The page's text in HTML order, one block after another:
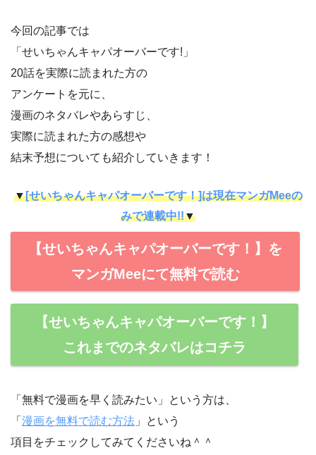
今回の記事では
「せいちゃんキャパオーバーです!」
20話を実際に読まれた方の
アンケートを元に、
漫画のネタバレやあらすじ、
実際に読まれた方の感想や
結末予想についても紹介していきます！
▼[せいちゃんキャパオーバーです！]は現在マンガMeeの
みで連載中!!▼
【せいちゃんキャパオーバーです！】を
マンガMeeにて無料で読む
【せいちゃんキャパオーバーです！】
これまでのネタバレはコチラ
「無料で漫画を早く読みたい」という方は、
「 漫画を無料で読む方法 」という
項目をチェックしてみてくださいね＾＾